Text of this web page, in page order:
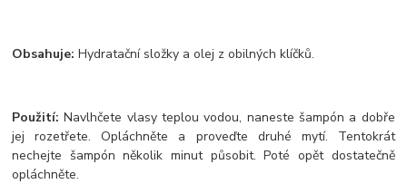
Obsahuje: Hydratační složky a olej z obilných klíčků.
Použití: Navlhčete vlasy teplou vodou, naneste šampón a dobře
jej rozetřete. Opláchněte a proveďte druhé mytí. Tentokrát
nechejte šampón několik minut působit. Poté opět dostatečně
opláchněte.